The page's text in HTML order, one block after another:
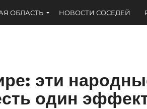
ОБЛАСТЬ НОВОСТИ СОСЕДЕЙ
эти
один